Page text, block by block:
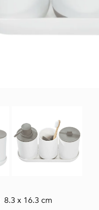
x 16.3 cm